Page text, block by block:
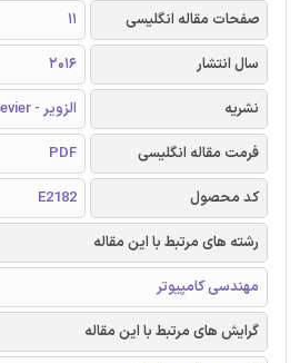
صفحات مقاله انگلیسی
11
سال انتشار
2016
نشریه
الزویر - Elsevier
فرمت مقاله انگلیسی
PDF
کد محصول
E2182
رشته های مرتبط با این مقاله
مهندسی کامپیوتر
گرایش های مرتبط با این مقاله